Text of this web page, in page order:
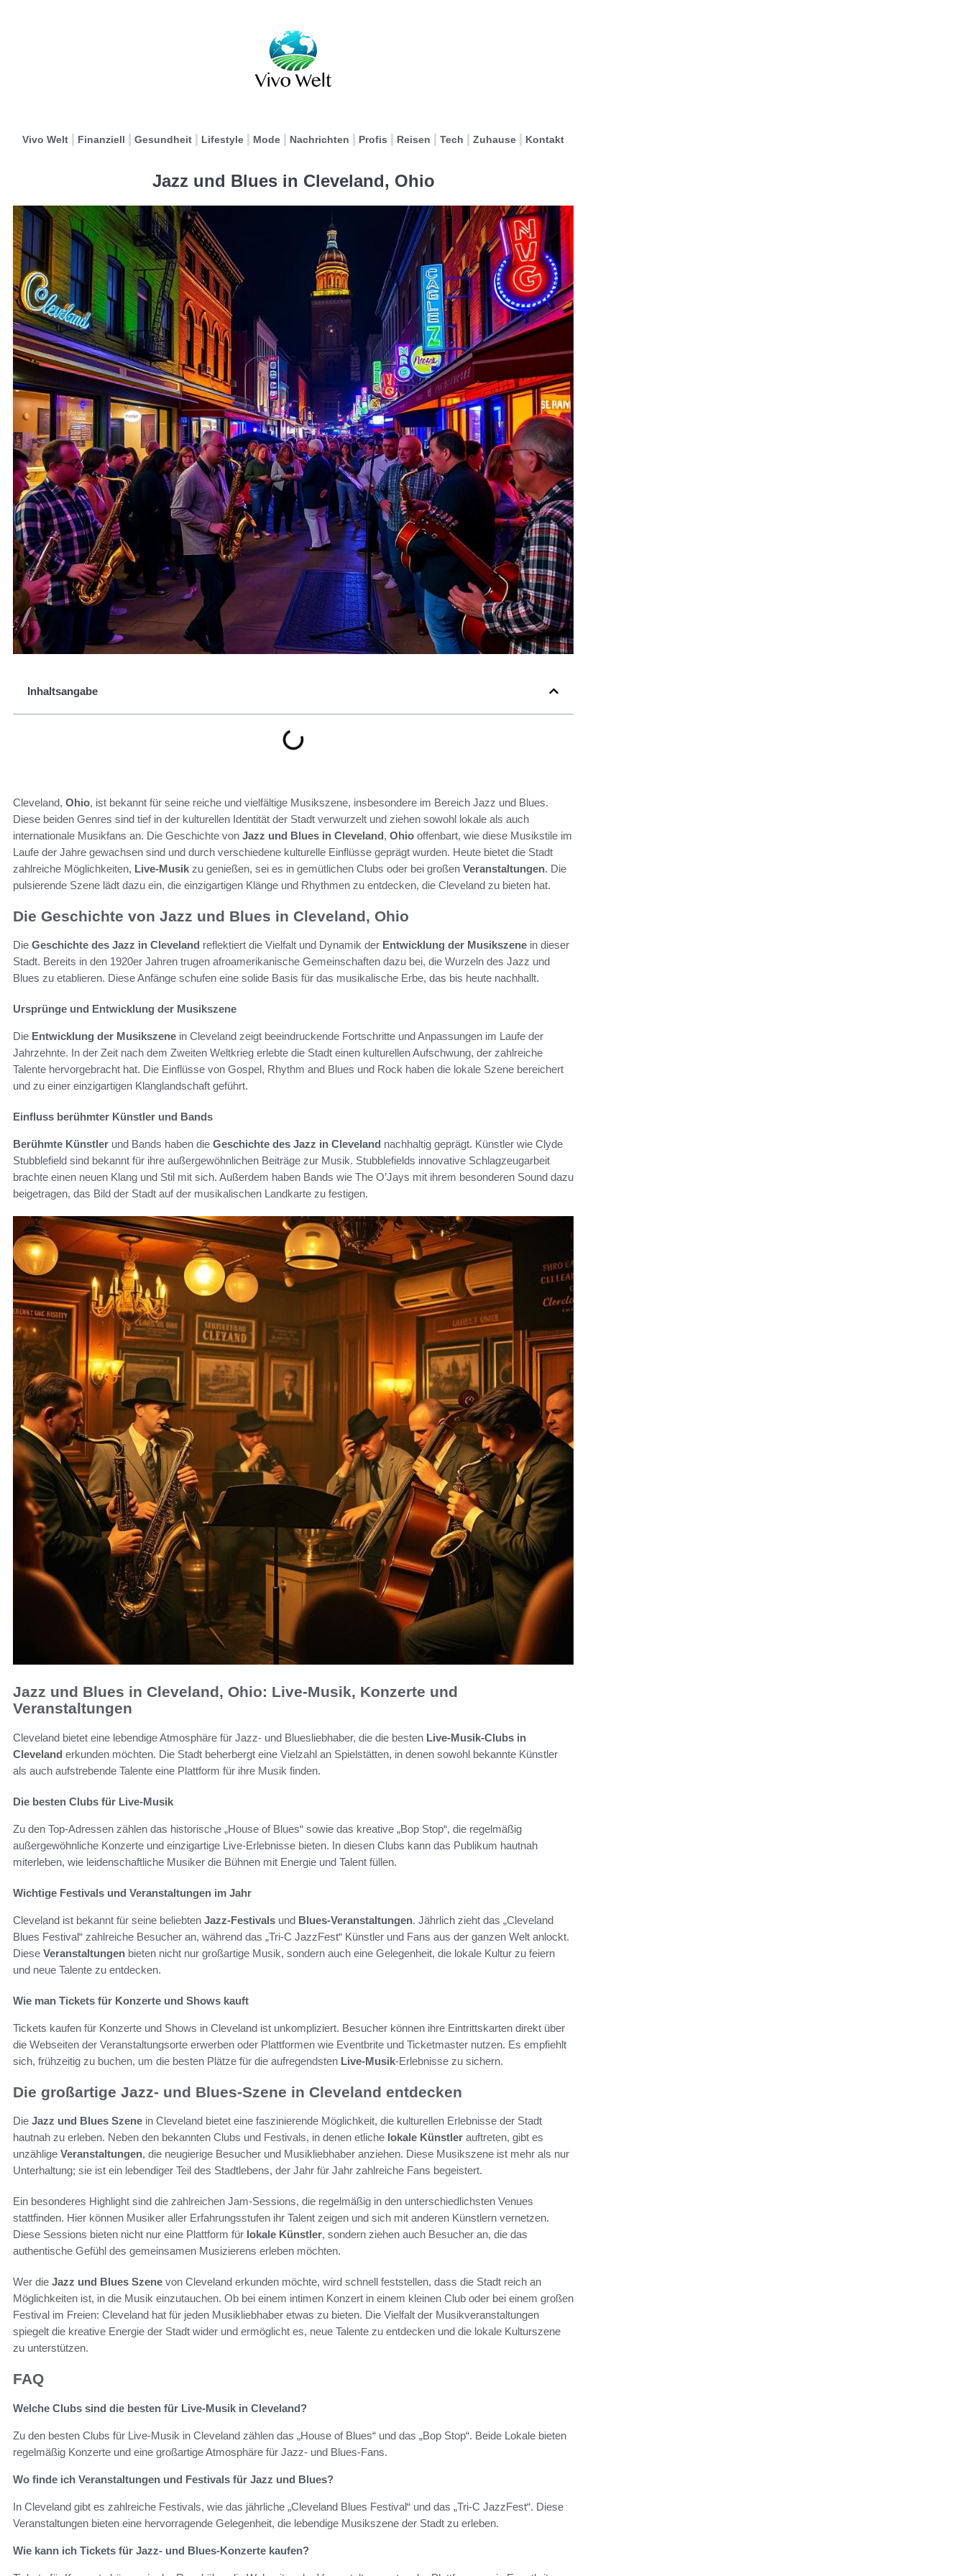
Vivo Welt Finanziell Gesundheit Lifestyle Mode Nachrichten Profis Reisen Tech Zuhause Kontakt
Jazz und Blues in Cleveland, Ohio
Inhaltsangabe
Cleveland, Ohio, ist bekannt für seine reiche und vielfältige Musikszene, insbesondere im Bereich Jazz und Blues.
Diese beiden Genres sind tief in der kulturellen Identität der Stadt verwurzelt und ziehen sowohl lokale als auch
internationale Musikfans an. Die Geschichte von Jazz und Blues in Cleveland, Ohio offenbart, wie diese Musikstile im
Laufe der Jahre gewachsen sind und durch verschiedene kulturelle Einflüsse geprägt wurden. Heute bietet die Stadt
zahlreiche Möglichkeiten, Live-Musik zu genießen, sei es in gemütlichen Clubs oder bei großen Veranstaltungen. Die
pulsierende Szene lädt dazu ein, die einzigartigen Klänge und Rhythmen zu entdecken, die Cleveland zu bieten hat.
Die Geschichte von Jazz und Blues in Cleveland, Ohio
Die Geschichte des Jazz in Cleveland reflektiert die Vielfalt und Dynamik der Entwicklung der Musikszene in dieser
Stadt. Bereits in den 1920er Jahren trugen afroamerikanische Gemeinschaften dazu bei, die Wurzeln des Jazz und
Blues zu etablieren. Diese Anfänge schufen eine solide Basis für das musikalische Erbe, das bis heute nachhallt.
Ursprünge und Entwicklung der Musikszene
Die Entwicklung der Musikszene in Cleveland zeigt beeindruckende Fortschritte und Anpassungen im Laufe der
Jahrzehnte. In der Zeit nach dem Zweiten Weltkrieg erlebte die Stadt einen kulturellen Aufschwung, der zahlreiche
Talente hervorgebracht hat. Die Einflüsse von Gospel, Rhythm and Blues und Rock haben die lokale Szene bereichert
und zu einer einzigartigen Klanglandschaft geführt.
Einfluss berühmter Künstler und Bands
Berühmte Künstler und Bands haben die Geschichte des Jazz in Cleveland nachhaltig geprägt. Künstler wie Clyde
Stubblefield sind bekannt für ihre außergewöhnlichen Beiträge zur Musik. Stubblefields innovative Schlagzeugarbeit
brachte einen neuen Klang und Stil mit sich. Außerdem haben Bands wie The O’Jays mit ihrem besonderen Sound dazu
beigetragen, das Bild der Stadt auf der musikalischen Landkarte zu festigen.
Jazz und Blues in Cleveland, Ohio: Live-Musik, Konzerte und
Veranstaltungen
Cleveland bietet eine lebendige Atmosphäre für Jazz- und Bluesliebhaber, die die besten Live-Musik-Clubs in
Cleveland erkunden möchten. Die Stadt beherbergt eine Vielzahl an Spielstätten, in denen sowohl bekannte Künstler
als auch aufstrebende Talente eine Plattform für ihre Musik finden.
Die besten Clubs für Live-Musik
Zu den Top-Adressen zählen das historische „House of Blues“ sowie das kreative „Bop Stop“, die regelmäßig
außergewöhnliche Konzerte und einzigartige Live-Erlebnisse bieten. In diesen Clubs kann das Publikum hautnah
miterleben, wie leidenschaftliche Musiker die Bühnen mit Energie und Talent füllen.
Wichtige Festivals und Veranstaltungen im Jahr
Cleveland ist bekannt für seine beliebten Jazz-Festivals und Blues-Veranstaltungen. Jährlich zieht das „Cleveland
Blues Festival“ zahlreiche Besucher an, während das „Tri-C JazzFest“ Künstler und Fans aus der ganzen Welt anlockt.
Diese Veranstaltungen bieten nicht nur großartige Musik, sondern auch eine Gelegenheit, die lokale Kultur zu feiern
und neue Talente zu entdecken.
Wie man Tickets für Konzerte und Shows kauft
Tickets kaufen für Konzerte und Shows in Cleveland ist unkompliziert. Besucher können ihre Eintrittskarten direkt über
die Webseiten der Veranstaltungsorte erwerben oder Plattformen wie Eventbrite und Ticketmaster nutzen. Es empfiehlt
sich, frühzeitig zu buchen, um die besten Plätze für die aufregendsten Live-Musik-Erlebnisse zu sichern.
Die großartige Jazz- und Blues-Szene in Cleveland entdecken
Die Jazz und Blues Szene in Cleveland bietet eine faszinierende Möglichkeit, die kulturellen Erlebnisse der Stadt
hautnah zu erleben. Neben den bekannten Clubs und Festivals, in denen etliche lokale Künstler auftreten, gibt es
unzählige Veranstaltungen, die neugierige Besucher und Musikliebhaber anziehen. Diese Musikszene ist mehr als nur
Unterhaltung; sie ist ein lebendiger Teil des Stadtlebens, der Jahr für Jahr zahlreiche Fans begeistert.
Ein besonderes Highlight sind die zahlreichen Jam-Sessions, die regelmäßig in den unterschiedlichsten Venues
stattfinden. Hier können Musiker aller Erfahrungsstufen ihr Talent zeigen und sich mit anderen Künstlern vernetzen.
Diese Sessions bieten nicht nur eine Plattform für lokale Künstler, sondern ziehen auch Besucher an, die das
authentische Gefühl des gemeinsamen Musizierens erleben möchten.
Wer die Jazz und Blues Szene von Cleveland erkunden möchte, wird schnell feststellen, dass die Stadt reich an
Möglichkeiten ist, in die Musik einzutauchen. Ob bei einem intimen Konzert in einem kleinen Club oder bei einem großen
Festival im Freien: Cleveland hat für jeden Musikliebhaber etwas zu bieten. Die Vielfalt der Musikveranstaltungen
spiegelt die kreative Energie der Stadt wider und ermöglicht es, neue Talente zu entdecken und die lokale Kulturszene
zu unterstützen.
FAQ
Welche Clubs sind die besten für Live-Musik in Cleveland?
Zu den besten Clubs für Live-Musik in Cleveland zählen das „House of Blues“ und das „Bop Stop“. Beide Lokale bieten
regelmäßig Konzerte und eine großartige Atmosphäre für Jazz- und Blues-Fans.
Wo finde ich Veranstaltungen und Festivals für Jazz und Blues?
In Cleveland gibt es zahlreiche Festivals, wie das jährliche „Cleveland Blues Festival“ und das „Tri-C JazzFest“. Diese
Veranstaltungen bieten eine hervorragende Gelegenheit, die lebendige Musikszene der Stadt zu erleben.
Wie kann ich Tickets für Jazz- und Blues-Konzerte kaufen?